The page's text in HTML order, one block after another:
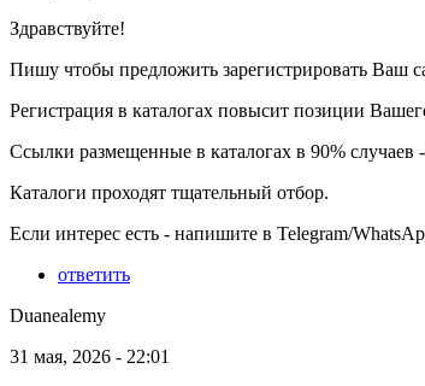
Здравствуйте!
Пишу чтобы предложить зарегистрировать Ваш
Регистрация в каталогах повысит позиции
Ссылки размещенные в каталогах в 90%
Каталоги проходят тщательный отбор.
Если интерес есть - напишите в Telegram/
ответить
Duanealemy
31 мая, 2026 - 22:01